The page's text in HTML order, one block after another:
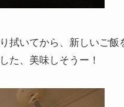
拭いてから、新しいご
た、美味しそうー！